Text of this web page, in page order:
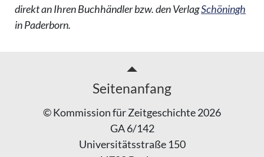
direkt an Ihren Buchhändler bzw. den VerlagSchöningh
in Paderborn.
Seitenanfang
© Kommission für Zeitgeschichte 2026
GA 6/142
Universitätsstraße 150